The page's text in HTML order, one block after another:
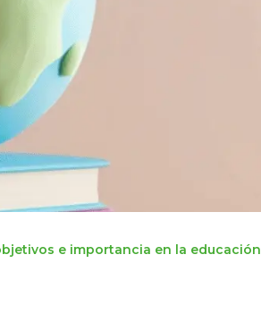
e importancia en la educación